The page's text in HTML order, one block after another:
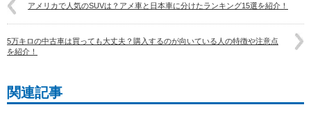
アメリカで人気のSUVは？アメ車と日本車に分けたランキング15選を紹介！
5万キロの中古車は買っても大丈夫？購入するのが向いている人の特徴や注意点
を紹介！
関連記事